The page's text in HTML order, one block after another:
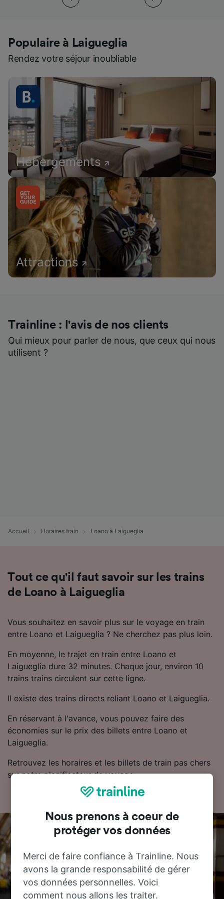
Populaire à Laigueglia
Rendez votre séjour inoubliable
Hébergements
Attractions
Trainline : l'avis de nos clients
Qui mieux pour parler de nous, que ceux qui nous
utilisent ?
Accueil Horaires train Loano à Laigueglia
Tout ce qu'il faut savoir sur les trains
de Loano à Laigueglia
Vous souhaitez en savoir plus sur le voyage en train
entre Loano et Laigueglia ? Ne cherchez pas plus loin.
En moyenne, le trajet en train entre Loano et
Laigueglia dure 32 minutes. Chaque jour, environ 10
trains trains circulent sur cette ligne.
Il existe des trains directs reliant Loano et Laigueglia.
En réservant à l'avance, vous pouvez faire des
économies sur le prix des billets entre Loano et
Laigueglia.
Retrouvez les horaires et les billets de train pas chers
sur notre planificateur de voyage.
Nous prenons à coeur de
protéger vos données
Merci de faire confiance à Trainline. Nous
avons la grande responsabilité de gérer
vos données personnelles. Voici
comment nous allons les traiter.